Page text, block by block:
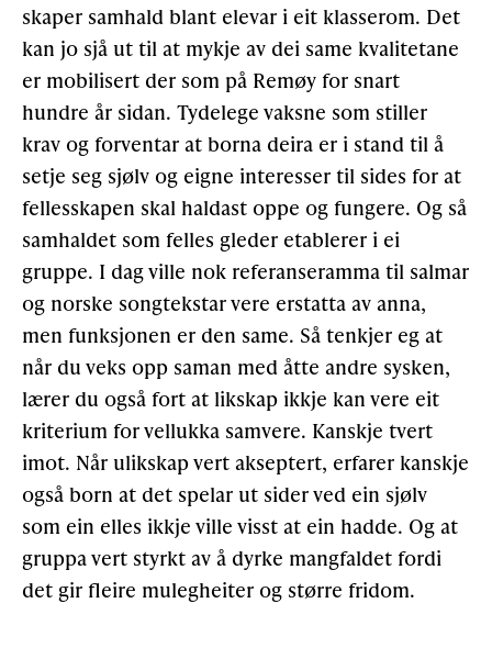
skaper samhald blant elevar i eit klasserom. Det
kan jo sjå ut til at mykje av dei same kvalitetane
er mobilisert der som på Remøy for snart
hundre år sidan. Tydelege vaksne som stiller
krav og forventar at borna deira er i stand til å
setje seg sjølv og eigne interesser til sides for at
fellesskapen skal haldast oppe og fungere. Og så
samhaldet som felles gleder etablerer i ei
gruppe. I dag ville nok referanseramma til salmar
og norske songtekstar vere erstatta av anna,
men funksjonen er den same. Så tenkjer eg at
når du veks opp saman med åtte andre sysken,
lærer du også fort at likskap ikkje kan vere eit
kriterium for vellukka samvere. Kanskje tvert
imot. Når ulikskap vert akseptert, erfarer kanskje
også born at det spelar ut sider ved ein sjølv
som ein elles ikkje ville visst at ein hadde. Og at
gruppa vert styrkt av å dyrke mangfaldet fordi
det gir fleire mulegheiter og større fridom.